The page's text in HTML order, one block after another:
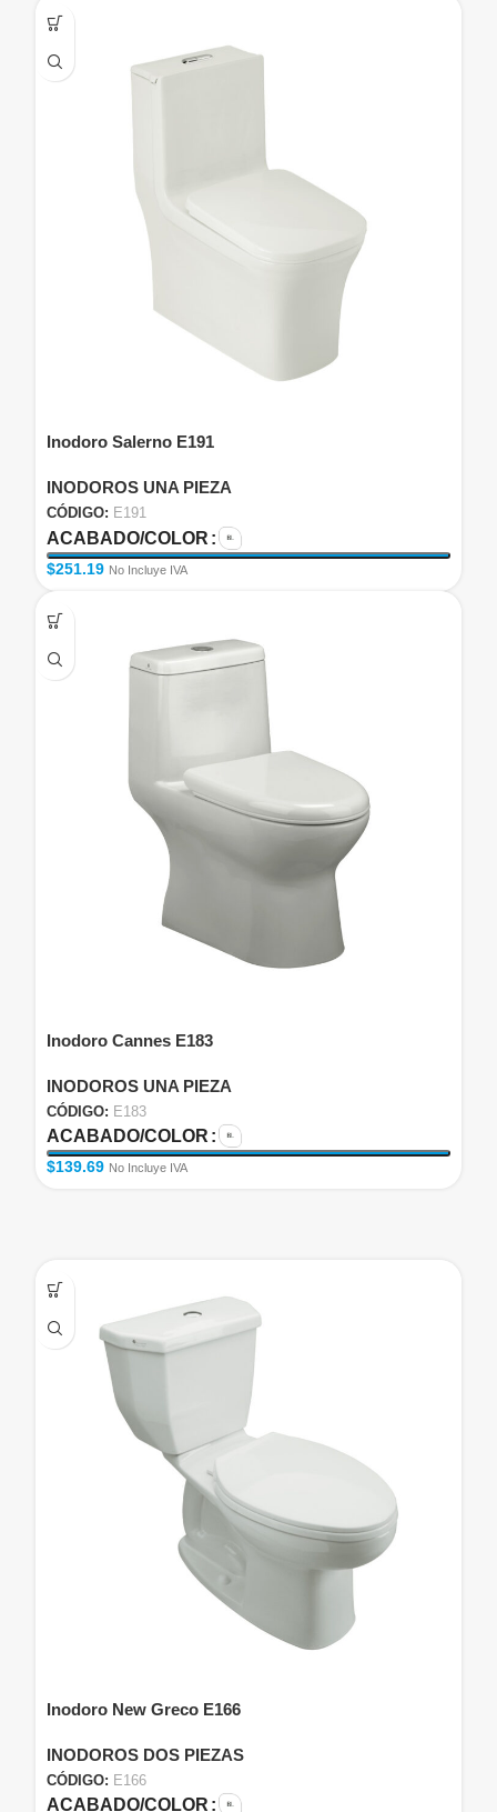
Inodoro Salerno E191
INODOROS UNA PIEZA
CÓDIGO: E191
ACABADO/COLOR
$251.19 No Incluye IVA
Inodoro Cannes E183
INODOROS UNA PIEZA
CÓDIGO: E183
ACABADO/COLOR
$139.69 No Incluye IVA
Inodoro New Greco E166
INODOROS DOS PIEZAS
CÓDIGO: E166
ACABADO/COLOR